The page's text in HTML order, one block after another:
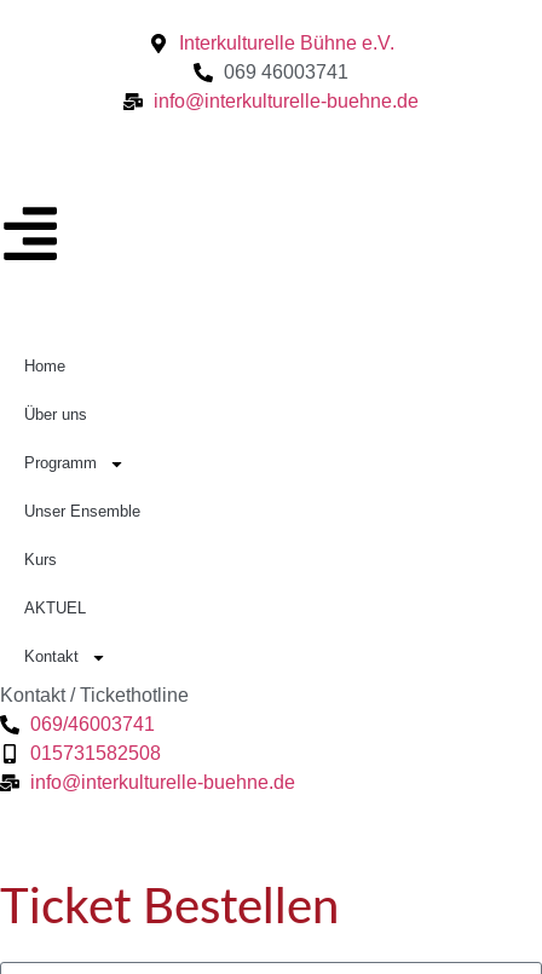
Interkulturelle Bühne e.V.
069 46003741
info@interkulturelle-buehne.de
Home
Über uns
Programm
Unser Ensemble
Kurs
AKTUEL
Kontakt
Kontakt / Tickethotline
069/46003741
015731582508
info@interkulturelle-buehne.de
Ticket Bestellen